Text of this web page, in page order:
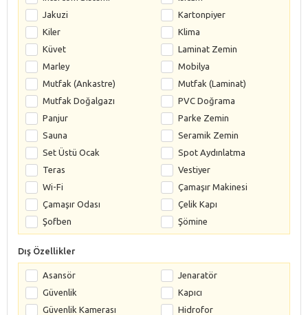
Jakuzi
Kartonpiyer
Kiler
Klima
Küvet
Laminat Zemin
Marley
Mobilya
Mutfak (Ankastre)
Mutfak (Laminat)
Mutfak Doğalgazı
PVC Doğrama
Panjur
Parke Zemin
Sauna
Seramik Zemin
Set Üstü Ocak
Spot Aydınlatma
Teras
Vestiyer
Wi-Fi
Çamaşır Makinesi
Çamaşır Odası
Çelik Kapı
Şofben
Şömine
Dış Özellikler
Asansör
Jenaratör
Güvenlik
Kapıcı
Güvenlik Kamerası
Hidrofor